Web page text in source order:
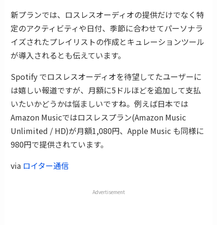
新プランでは、ロスレスオーディオの提供だけでなく特
定のアクティビティや日付、季節に合わせてパーソナラ
イズされたプレイリストの作成とキュレーションツール
が導入されるとも伝えています。
Spotify でロスレスオーディオを待望してたユーザーに
は嬉しい報道ですが、月額に5ドルほどを追加して支払
いたいかどうかは悩ましいですね。例えば日本では
Amazon Musicではロスレスプラン(Amazon Music
Unlimited / HD)が月額1,080円、Apple Music も同様に
980円で提供されています。
via ロイター通信
Advertisement